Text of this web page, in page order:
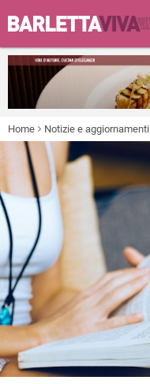
Home Notizie e aggiornamenti